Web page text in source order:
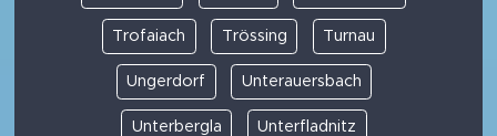
Trofaiach Trössing Turnau
Ungerdorf Unterauersbach
Unterbergla Unterfladnitz